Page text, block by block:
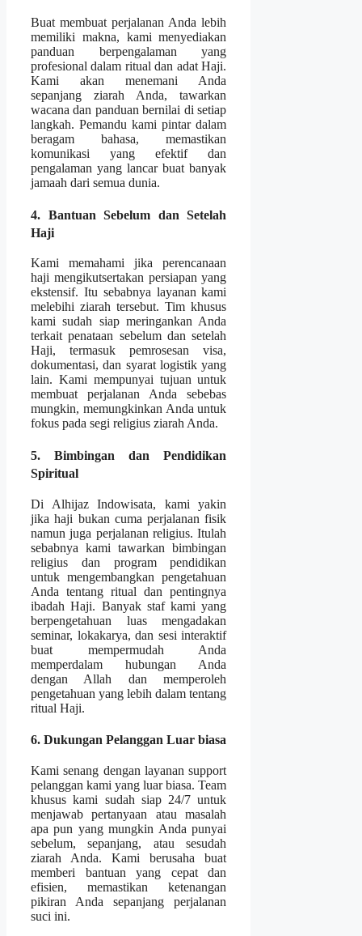
Buat membuat perjalanan Anda lebih
memiliki makna, kami menyediakan
panduan berpengalaman yang
profesional dalam ritual dan adat Haji.
Kami akan menemani Anda
sepanjang ziarah Anda, tawarkan
wacana dan panduan bernilai di setiap
langkah. Pemandu kami pintar dalam
beragam bahasa, memastikan
komunikasi yang efektif dan
pengalaman yang lancar buat banyak
jamaah dari semua dunia.
4. Bantuan Sebelum dan Setelah
Haji
Kami memahami jika perencanaan
haji mengikutsertakan persiapan yang
ekstensif. Itu sebabnya layanan kami
melebihi ziarah tersebut. Tim khusus
kami sudah siap meringankan Anda
terkait penataan sebelum dan setelah
Haji, termasuk pemrosesan visa,
dokumentasi, dan syarat logistik yang
lain. Kami mempunyai tujuan untuk
membuat perjalanan Anda sebebas
mungkin, memungkinkan Anda untuk
fokus pada segi religius ziarah Anda.
5. Bimbingan dan Pendidikan
Spiritual
Di Alhijaz Indowisata, kami yakin
jika haji bukan cuma perjalanan fisik
namun juga perjalanan religius. Itulah
sebabnya kami tawarkan bimbingan
religius dan program pendidikan
untuk mengembangkan pengetahuan
Anda tentang ritual dan pentingnya
ibadah Haji. Banyak staf kami yang
berpengetahuan luas mengadakan
seminar, lokakarya, dan sesi interaktif
buat mempermudah Anda
memperdalam hubungan Anda
dengan Allah dan memperoleh
pengetahuan yang lebih dalam tentang
ritual Haji.
6. Dukungan Pelanggan Luar biasa
Kami senang dengan layanan support
pelanggan kami yang luar biasa. Team
khusus kami sudah siap 24/7 untuk
menjawab pertanyaan atau masalah
apa pun yang mungkin Anda punyai
sebelum, sepanjang, atau sesudah
ziarah Anda. Kami berusaha buat
memberi bantuan yang cepat dan
efisien, memastikan ketenangan
pikiran Anda sepanjang perjalanan
suci ini.